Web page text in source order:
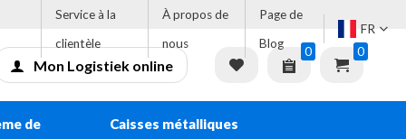
Service à la
clientèle
À propos de
nous
Page de
Blog
FR
Mon Logistiek online
0 0
de
Caisses métalliques